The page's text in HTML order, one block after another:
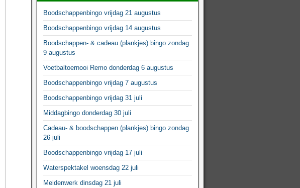
Boodschappenbingo vrijdag 21 augustus
Boodschappenbingo vrijdag 14 augustus
Boodschappen- & cadeau (plankjes) bingo zondag
9 augustus
Voetbaltoernooi Remo donderdag 6 augustus
Boodschappenbingo vrijdag 7 augustus
Boodschappenbingo vrijdag 31 juli
Middagbingo donderdag 30 juli
Cadeau- & boodschappen (plankjes) bingo zondag
26 juli
Boodschappenbingo vrijdag 17 juli
Waterspektakel woensdag 22 juli
Meidenwerk dinsdag 21 juli